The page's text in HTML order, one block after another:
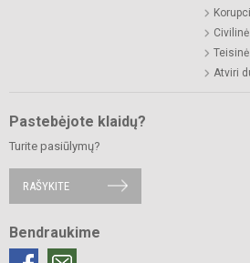
Atviri
Pastebėjote klaidų?
Turite pasiūlymų?
RAŠYKITE
Bendraukime